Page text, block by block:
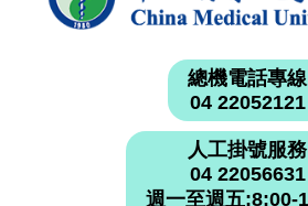
總機電話專線
04 22052121
人工掛號服務
04 22056631
週一至週五:8:00-